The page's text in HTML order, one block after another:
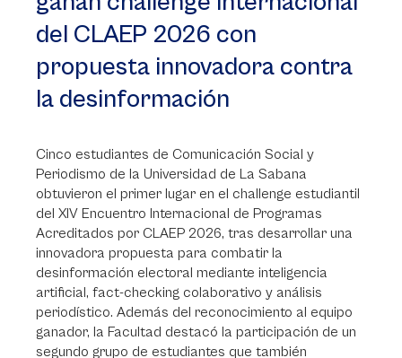
del CLAEP 2026 con
propuesta innovadora contra
la desinformación
Cinco estudiantes de Comunicación Social y
Periodismo de la Universidad de La Sabana
obtuvieron el primer lugar en el challenge estudiantil
del XIV Encuentro Internacional de Programas
Acreditados por CLAEP 2026, tras desarrollar una
innovadora propuesta para combatir la
desinformación electoral mediante inteligencia
artificial, fact-checking colaborativo y análisis
periodístico. Además del reconocimiento al equipo
ganador, la Facultad destacó la participación de un
segundo grupo de estudiantes que también